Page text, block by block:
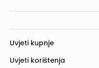
Uvjeti kupnje
Uvjeti korištenja